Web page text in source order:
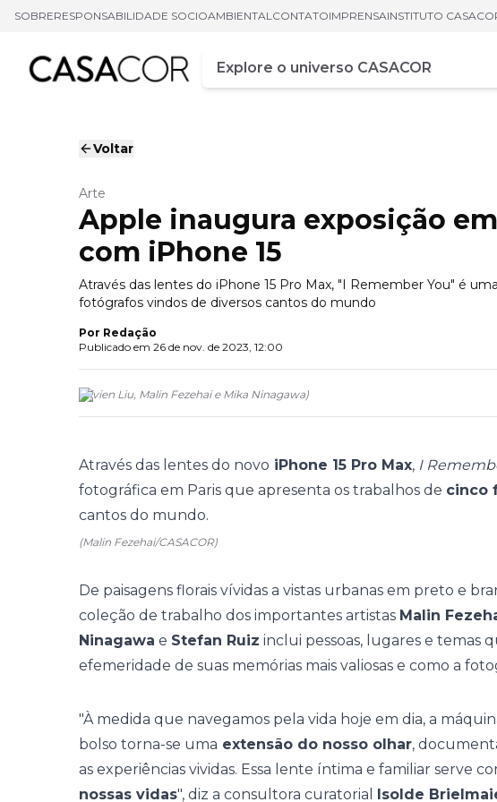
SOBRERESPONSABILIDADE SOCIOAMBIENTALCONTATOIMPRENSAINSTITUTO
Campo de busca
Digite pelo menos três caracteres
Voltar
Arte
Apple inaugura exposição
com iPhone 15
Através das lentes do iPhone 15 Pro Max, "I Remember You" é
fotógrafos vindos de diversos cantos do mundo
Por Redação
Publicado em 26 de nov. de 2023, 12:00
(Vivien Liu, Malin Fezehai e Mika Ninagawa)
Através das lentes do novo iPhone 15 Pro Max, I
fotográfica em Paris que apresenta os trabalhos de cinco
cantos do mundo.
(Malin Fezehai/CASACOR)
De paisagens florais vívidas a vistas urbanas em preto e
coleção de trabalho dos importantes artistas Malin
Ninagawa e Stefan Ruiz inclui pessoas, lugares e temas
efemeridade de suas memórias mais valiosas e como a
"À medida que navegamos pela vida hoje em dia, a
bolso torna-se uma extensão do nosso olhar,
as experiências vividas. Essa lente íntima e familiar serve
nossas vidas", diz a consultora curatorial Isolde